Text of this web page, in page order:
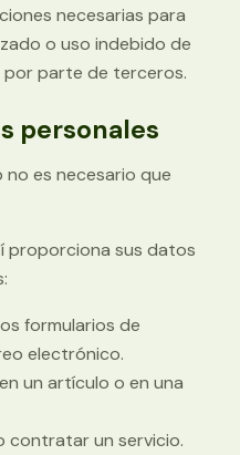
necesarias para
o uso indebido de
por parte de terceros.
personales
no es necesario que
proporciona sus datos
formularios de
electrónico.
un artículo o en una
contratar un servicio.